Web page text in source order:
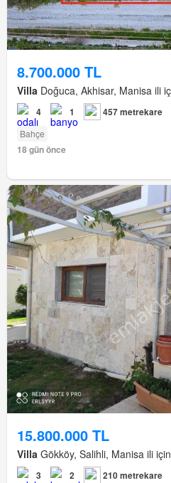
8.700.000 TL
Villa Doğuca, Akhisar, Manisa ili
4 1 457 metrekare
Bahçe
18 gün önce
15.800.000 TL
Villa Gökköy, Salihli, Manisa ili
3 2 210 metrekare